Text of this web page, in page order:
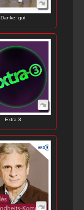
Danke, gut
Extra 3